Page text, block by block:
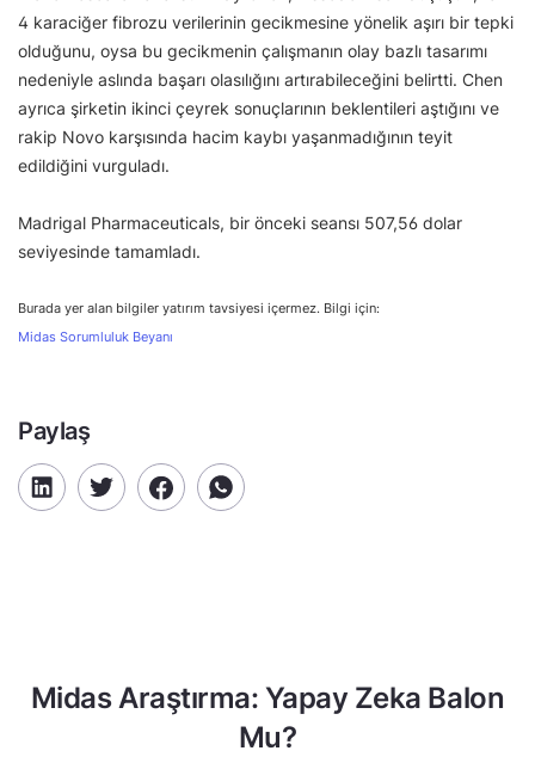
4 karaciğer fibrozu verilerinin gecikmesine yönelik aşırı bir tepki
olduğunu, oysa bu gecikmenin çalışmanın olay bazlı tasarımı
nedeniyle aslında başarı olasılığını artırabileceğini belirtti. Chen
ayrıca şirketin ikinci çeyrek sonuçlarının beklentileri aştığını ve
rakip Novo karşısında hacim kaybı yaşanmadığının teyit
edildiğini vurguladı.
Madrigal Pharmaceuticals, bir önceki seansı 507,56 dolar
seviyesinde tamamladı.
Burada yer alan bilgiler yatırım tavsiyesi içermez. Bilgi için:
Midas Sorumluluk Beyanı
Paylaş
Midas Araştırma: Yapay Zeka Balon
Mu?